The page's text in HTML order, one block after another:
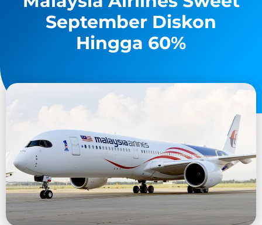
September Diskon
Hingga 60%